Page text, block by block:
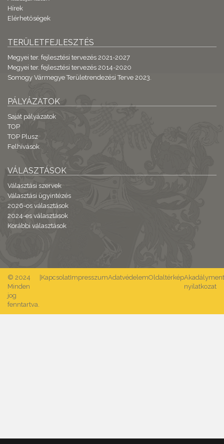
Hírek
Elérhetőségek
TERÜLETFEJLESZTÉS
Megyei ter. fejlesztési tervezés 2021-2027
Megyei ter. fejlesztési tervezés 2014-2020
Somogy Vármegye Területrendezési Terve 2023.
PÁLYÁZATOK
Saját pályázatok
TOP
TOP Plusz
Felhívások
VÁLASZTÁSOK
Választási szervek
Választási ügyintézés
2026-os választások
2024-es választások
Korábbi választások
© 2024
Minden
jog
fenntartva.
KapcsolatImpresszumAdatvédelemOldaltérkép
nyilatkozat